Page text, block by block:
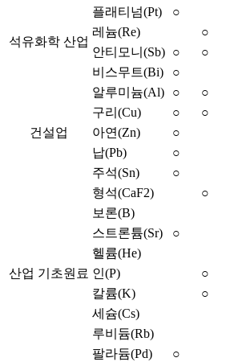
석유화학 산업
플래티넘(Pt) ○
레늄(Re)
○
안티모니(Sb) ○ ○
비스무트(Bi)
○
건설업
알루미늄(Al) ○ ○
구리(Cu)
○ ○
아연(Zn)
○
납(Pb)
○
주석(Sn)
○
산업 기초원료
형석(CaF2) ○
보론(B)
스트론튬(Sr)
○
헬륨(He)
인(P)
○
칼륨(K)
○
세슘(Cs)
루비듐(Rb)
팔라듐(Pd)
○